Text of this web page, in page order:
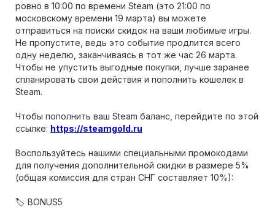
ровно в 10:00 по времени Steam (это 21:00 по
московскому времени 19 марта) вы можете
отправиться на поиски скидок на ваши любимые игры.
Не пропустите, ведь это событие продлится всего
одну неделю, заканчиваясь в тот же час 26 марта.
Чтобы не упустить выгодные покупки, лучше заранее
спланировать свои действия и пополнить кошелек в
Steam.
Чтобы пополнить ваш Steam баланс, перейдите по этой
ссылке: https://steamgold.ru
Воспользуйтесь нашими специальными промокодами
для получения дополнительной скидки в размере 5%
(общая комиссия для стран СНГ составляет 10%):
🏷 BONUS5